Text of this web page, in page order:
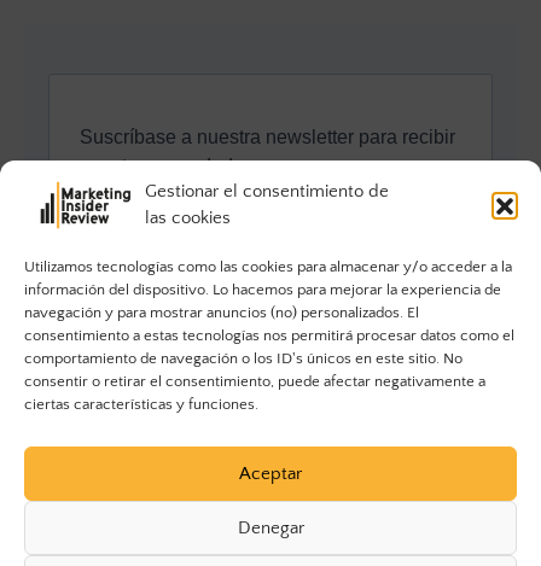
Gestionar el consentimiento de
las cookies
Utilizamos tecnologías como las cookies para almacenar y/o acceder a la
información del dispositivo. Lo hacemos para mejorar la experiencia de
navegación y para mostrar anuncios (no) personalizados. El
consentimiento a estas tecnologías nos permitirá procesar datos como el
comportamiento de navegación o los ID's únicos en este sitio. No
consentir o retirar el consentimiento, puede afectar negativamente a
ciertas características y funciones.
Aceptar
Denegar